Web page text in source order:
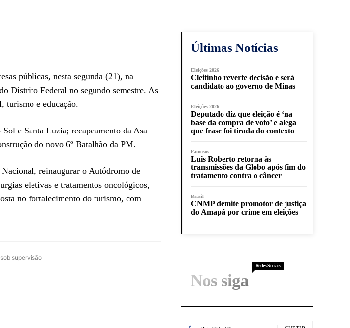
públicas, nesta segunda (21), na
Distrito Federal no segundo semestre. As
turismo e educação.
e Santa Luzia; recapeamento da Asa
do novo 6º Batalhão da PM.
reinaugurar o Autódromo de
eletivas e tratamentos oncológicos,
no fortalecimento do turismo, com
supervisão
Últimas Notícias
Eleições 2026
Cleitinho reverte decisão e será
candidato ao governo de Minas
Eleições 2026
Deputado diz que eleição é ‘na
base da compra de voto’ e alega
que frase foi tirada do contexto
Famosos
Luis Roberto retorna às
transmissões da Globo após fim do
tratamento contra o câncer
Brasil
CNMP demite promotor de justiça
do Amapá por crime em eleições
Nos siga
Redes Sociais